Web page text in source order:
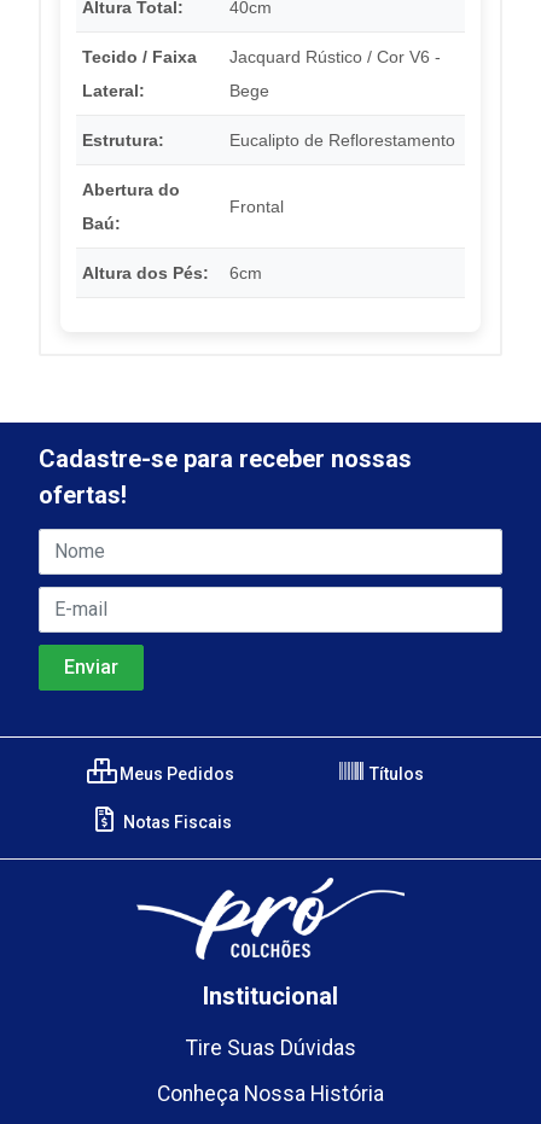
Altura Total: 40cm
Tecido / Faixa
Lateral:
Jacquard Rústico / Cor V6 -
Bege
Estrutura: Eucalipto de Reflorestamento
Abertura do
Baú:
Frontal
Altura dos Pés: 6cm
Cadastre-se para receber nossas
ofertas!
Meus Pedidos Títulos
Notas Fiscais
Institucional
Tire Suas Dúvidas
Conheça Nossa História